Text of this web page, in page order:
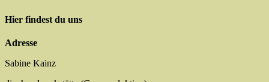
Hier findest du uns
Adresse
Sabine Kainz